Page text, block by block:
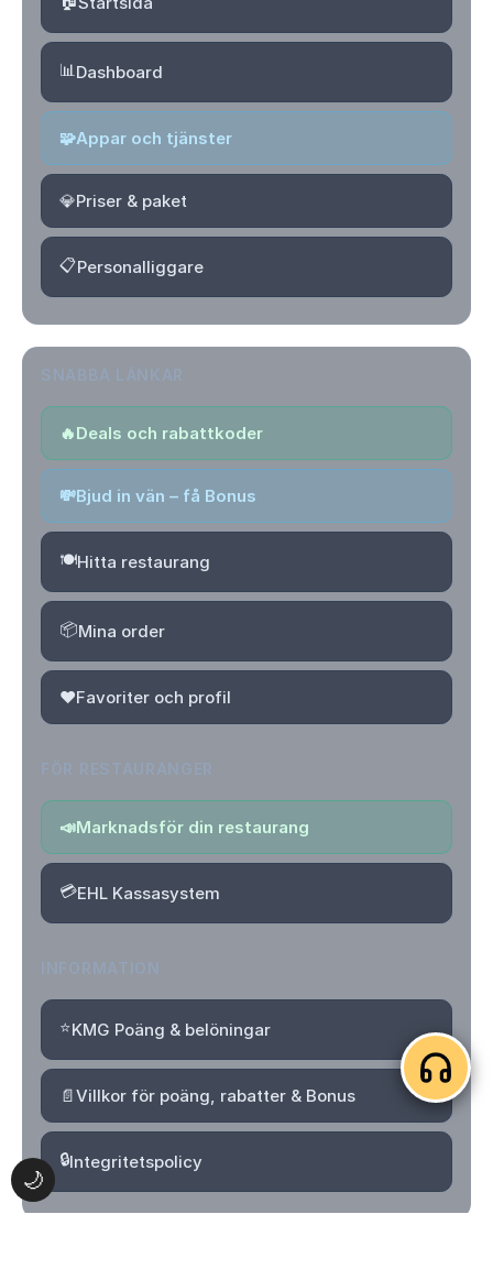
🌙
📊Dashboard
🧩Appar och tjänster
💎Priser & paket
📋Personalliggare
🔥Deals och rabattkoder
💸Bjud in vän – få Bonus
🍽️Hitta restaurang
📦Mina order
❤️Favoriter och profil
📣Marknadsför din restaurang
💳EHL Kassasystem
⭐KMG Poäng & belöningar
📄Villkor för poäng, rabatter & Bonus
🔒Integritetspolicy